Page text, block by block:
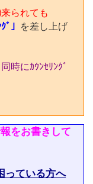
られても
ﾞ」
を差し上げ
時にｶｳﾝｾﾘﾝｸﾞ
をお書きして
っている方へ